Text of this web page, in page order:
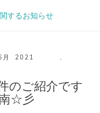
するお知らせ
月 2021
のご紹介です
☆彡